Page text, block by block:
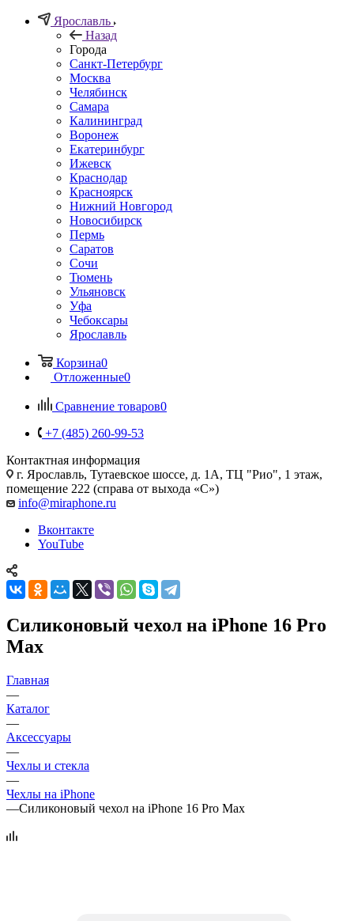
Ярославль
Назад
Города
Санкт-Петербург
Москва
Челябинск
Самара
Калининград
Воронеж
Екатеринбург
Ижевск
Краснодар
Красноярск
Нижний Новгород
Новосибирск
Пермь
Саратов
Сочи
Тюмень
Ульяновск
Уфа
Чебоксары
Ярославль
Корзина0
Отложенные0
Сравнение товаров0
+7 (485) 260-99-53
Контактная информация
г. Ярославль, Тутаевское шоссе, д. 1А, ТЦ "Рио", 1 этаж,
помещение 222 (справа от выхода «С»)
info@miraphone.ru
Вконтакте
YouTube
Силиконовый чехол на iPhone 16 Pro
Max
Главная
—
Каталог
—
Аксессуары
—
Чехлы и стекла
—
Чехлы на iPhone
—Силиконовый чехол на iPhone 16 Pro Max